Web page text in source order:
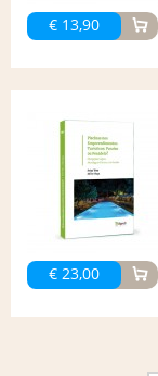
€ 13,90
€ 23,00